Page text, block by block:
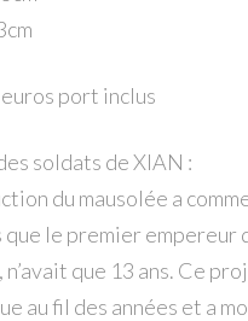
port inclus
soldats de XIAN :
du mausolée a
que le premier empereur
n’avait que 13 ans. Ce
au fil des années et a